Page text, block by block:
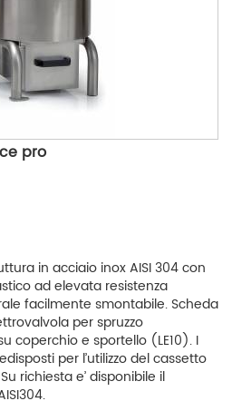
pro
in acciaio inox AISI 304 con
ad elevata resistenza
facilmente smontabile. Scheda
per spruzzo
coperchio e sportello (LE10). I
per l’utilizzo del cassetto
richiesta e’ disponibile il